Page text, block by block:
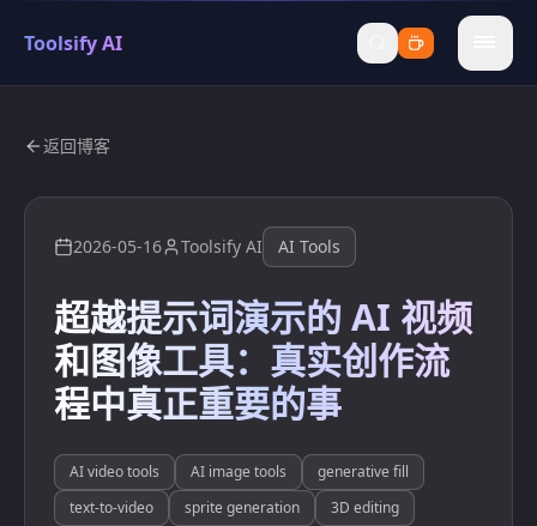
Toolsify AI
menu
返回博客
2026-05-16 Toolsify AI AI Tools
超越提示词演示的 AI 视频
和图像工具：真实创作流
程中真正重要的事
AI video tools AI image tools
generative fill
text-to-video
sprite generation
3D editing